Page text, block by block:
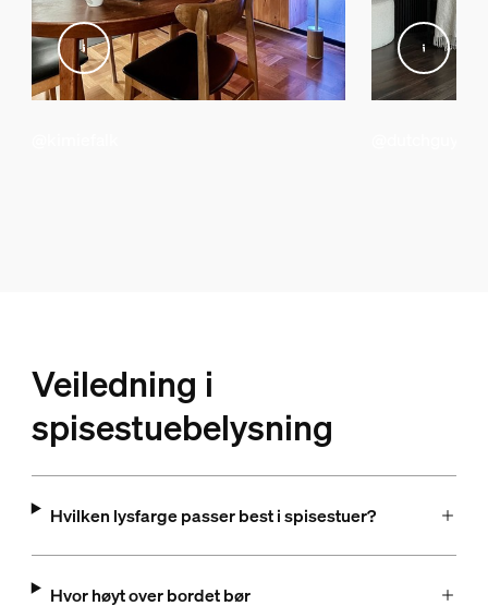
Veiledning i
spisestuebelysning
Hvilken lysfarge passer best i spisestuer?
Hvor høyt over bordet bør